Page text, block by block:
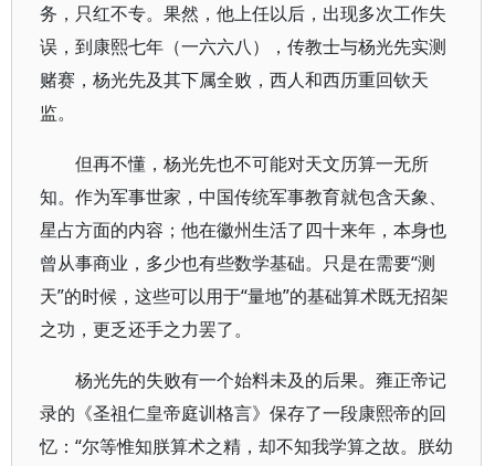
务，只红不专。果然，他上任以后，出现多次工作失
误，到康熙七年（一六六八），传教士与杨光先实测
赌赛，杨光先及其下属全败，西人和西历重回钦天
监。
但再不懂，杨光先也不可能对天文历算一无所
知。作为军事世家，中国传统军事教育就包含天象、
星占方面的内容；他在徽州生活了四十来年，本身也
曾从事商业，多少也有些数学基础。只是在需要“测
天”的时候，这些可以用于“量地”的基础算术既无招架
之功，更乏还手之力罢了。
杨光先的失败有一个始料未及的后果。雍正帝记
录的《圣祖仁皇帝庭训格言》保存了一段康熙帝的回
忆：“尔等惟知朕算术之精，却不知我学算之故。朕幼